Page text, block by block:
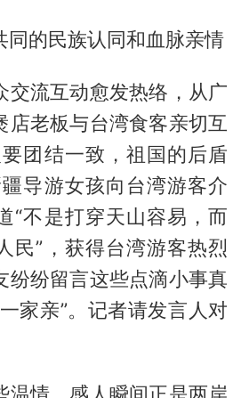
同的民族认同和血脉亲情
交流互动愈发热络，从广
店老板与台湾食客亲切互
团结一致，祖国的后盾
导游女孩向台湾游客介
“不是打穿天山容易，而
民”，获得台湾游客热烈
纷纷留言这些点滴小事真
家亲”。记者请发言人对